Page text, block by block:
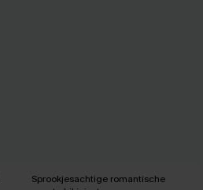
Sprookjesachtige romantische